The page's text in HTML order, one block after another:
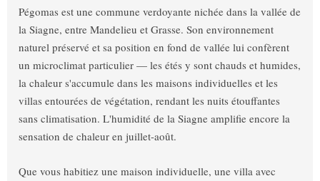
Pégomas est une commune verdoyante nichée dans la vallée de
la Siagne, entre Mandelieu et Grasse. Son environnement
naturel préservé et sa position en fond de vallée lui confèrent
un microclimat particulier — les étés y sont chauds et humides,
la chaleur s'accumule dans les maisons individuelles et les
villas entourées de végétation, rendant les nuits étouffantes
sans climatisation. L'humidité de la Siagne amplifie encore la
sensation de chaleur en juillet-août.
Que vous habitiez une maison individuelle, une villa avec